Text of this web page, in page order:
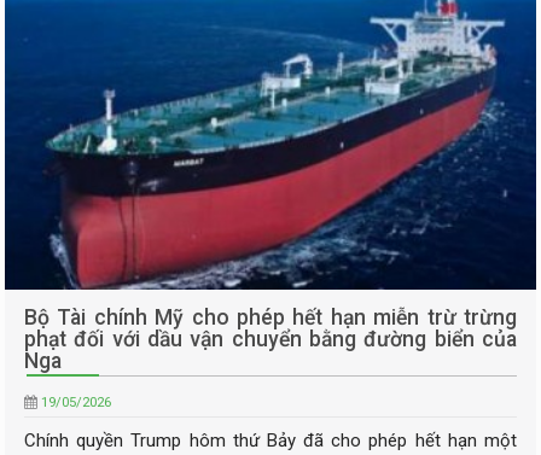
Bộ Tài chính Mỹ cho phép hết hạn miễn trừ trừng
phạt đối với dầu vận chuyển bằng đường biển của
Nga
19/05/2026
Chính quyền Trump hôm thứ Bảy đã cho phép hết hạn một